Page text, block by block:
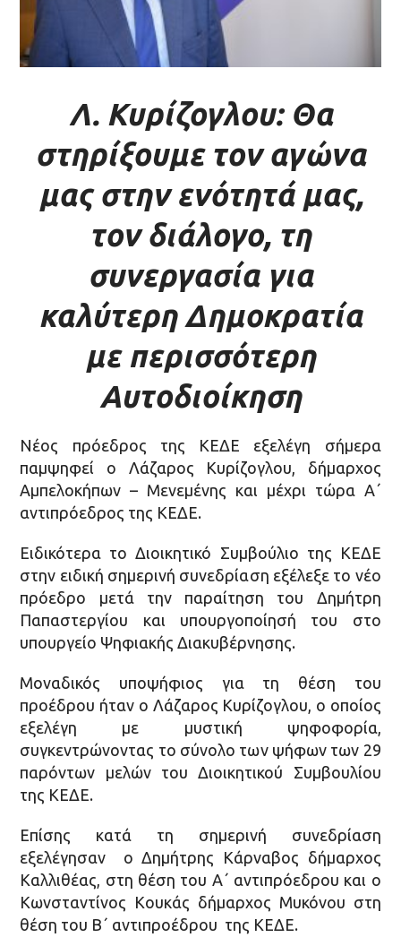
Λ. Κυρίζογλου: Θα
στηρίξουμε τον αγώνα
μας στην ενότητά μας,
τον διάλογο, τη
συνεργασία για
καλύτερη Δημοκρατία
με περισσότερη
Αυτοδιοίκηση
Νέος πρόεδρος της ΚΕΔΕ εξελέγη σήμερα
παμψηφεί ο Λάζαρος Κυρίζογλου, δήμαρχος
Αμπελοκήπων – Μενεμένης και μέχρι τώρα Α΄
αντιπρόεδρος της ΚΕΔΕ.
Ειδικότερα το Διοικητικό Συμβούλιο της ΚΕΔΕ
στην ειδική σημερινή συνεδρίαση εξέλεξε το νέο
πρόεδρο μετά την παραίτηση του Δημήτρη
Παπαστεργίου και υπουργοποίησή του στο
υπουργείο Ψηφιακής Διακυβέρνησης.
Μοναδικός υποψήφιος για τη θέση του
προέδρου ήταν ο Λάζαρος Κυρίζογλου, ο οποίος
εξελέγη με μυστική ψηφοφορία,
συγκεντρώνοντας το σύνολο των ψήφων των 29
παρόντων μελών του Διοικητικού Συμβουλίου
της ΚΕΔΕ.
Επίσης κατά τη σημερινή συνεδρίαση
εξελέγησαν ο Δημήτρης Κάρναβος δήμαρχος
Καλλιθέας, στη θέση του Α΄ αντιπρόεδρου και ο
Κωνσταντίνος Κουκάς δήμαρχος Μυκόνου στη
θέση του Β΄ αντιπροέδρου της ΚΕΔΕ.